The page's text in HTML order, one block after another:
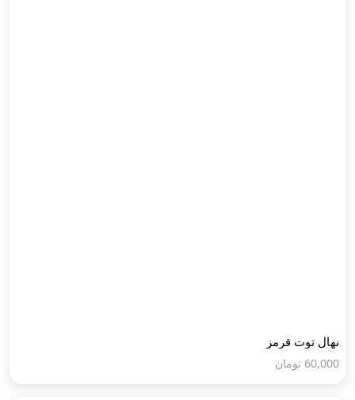
نهال توت قرمز
60,000 تومان